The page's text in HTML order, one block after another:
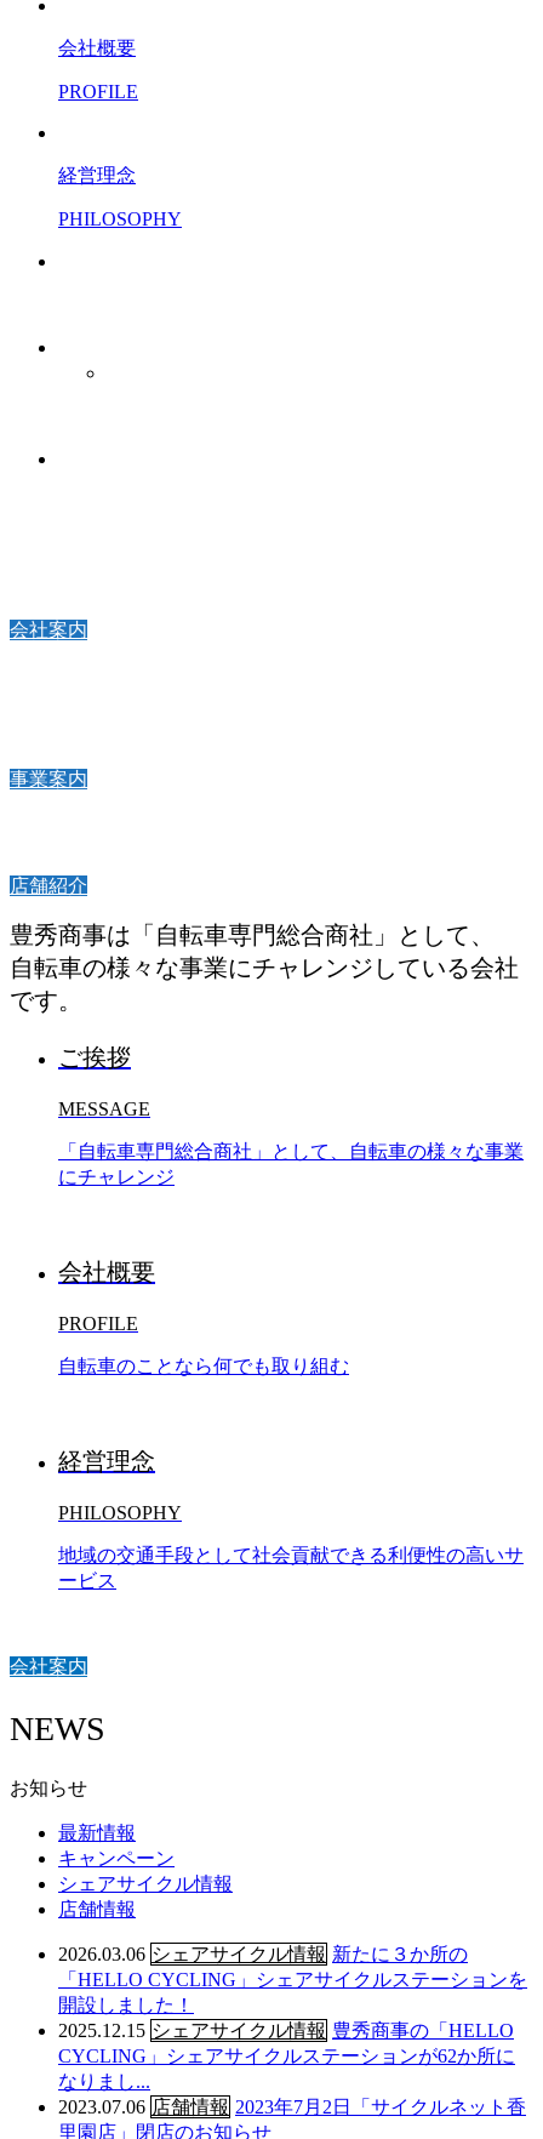
会社概要
PROFILE
経営理念
PHILOSOPHY
会社案内
事業案内
店舗紹介
豊秀商事は「自転車専門総合商社」として、
自転車の様々な事業にチャレンジしている会社
です。
ご挨拶
MESSAGE
「自転車専門総合商社」として、自転車の様々な事業
にチャレンジ
会社概要
PROFILE
自転車のことなら何でも取り組む
経営理念
PHILOSOPHY
地域の交通手段として社会貢献できる利便性の高いサ
ービス
会社案内
NEWS
お知らせ
最新情報
キャンペーン
シェアサイクル情報
店舗情報
2026.03.06 シェアサイクル情報 新たに３か所の
「HELLO CYCLING」シェアサイクルステーションを
開設しました！
2025.12.15 シェアサイクル情報 豊秀商事の「HELLO
CYCLING」シェアサイクルステーションが62か所に
なりまし...
2023.07.06 店舗情報 2023年7月2日「サイクルネット香
里園店」閉店のお知らせ